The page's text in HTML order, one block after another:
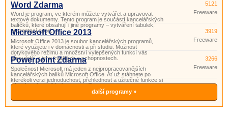
Word Zdarma
Word je program, ve kterém můžete vytvářet a upravovat
textové dokumenty. Tento program je součástí kancelářských
balíčků, které obsahují i ​​jiné programy – vytváření tabulek,
prezentací apod.
5121
Freeware
Microsoft Office 2013
Microsoft Office 2013 je soubor kancelářských programů,
které využijete i v domácnosti a při studiu. Možnost
dotykového režimu a množství vylepšených funkcí vás
přesvědčí o jeho kvalitách a schopnostech.
3919
Freeware
Powerpoint Zdarma
Společnost Microsoft má jeden z nejpropracovanějších
kancelářských balíků Microsoft Office. Ať už stáhnete po
kterékoli verzi jednoduchost, přehlednost a užitečné funkce si
vás získají. Součástí tohoto balíčku je i program PowerPoint.
Powerpoint je program vhodný pro přípravu a prohlížení pr
3266
Freeware
další programy »